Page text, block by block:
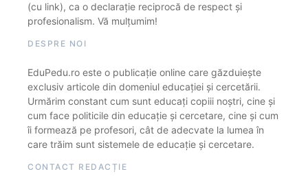
(cu link), ca o declarație reciprocă de respect și
profesionalism. Vă mulțumim!
DESPRE NOI
EduPedu.ro este o publicație online care găzduiește
exclusiv articole din domeniul educației și cercetării.
Urmărim constant cum sunt educați copiii noștri, cine și
cum face politicile din educație și cercetare, cine și cum
îi formează pe profesori, cât de adecvate la lumea în
care trăim sunt sistemele de educație și cercetare.
CONTACT REDACȚIE